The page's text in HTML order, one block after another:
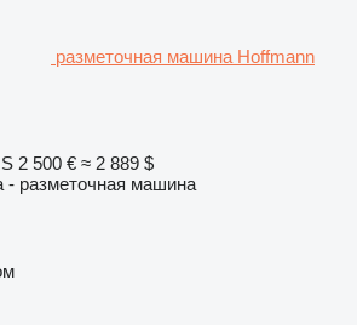
разметочная машина Hoffmann
2 500 € ≈ 2 889 $
- разметочная машина